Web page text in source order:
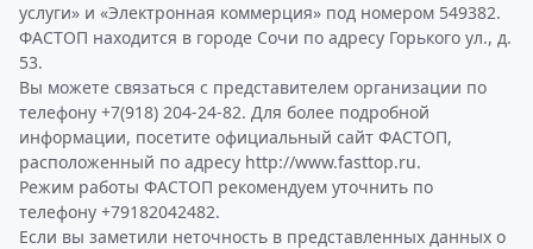
услуги» и «Электронная коммерция» под номером 549382.
ФАСТОП находится в городе Сочи по адресу Горького ул., д.
53.
Вы можете связаться с представителем организации по
телефону +7(918) 204-24-82. Для более подробной
информации, посетите официальный сайт ФАСТОП,
расположенный по адресу http://www.fasttop.ru.
Режим работы ФАСТОП рекомендуем уточнить по
телефону +79182042482.
Если вы заметили неточность в представленных данных о